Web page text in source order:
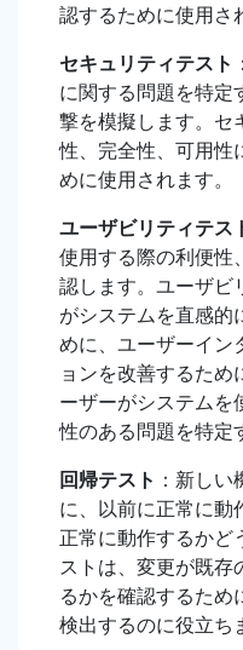
認するために使用さ
セキュリティテスト
に関する問題を特定
撃を模擬します。セ
性、完全性、可用性
めに使用されます。
ユーザビリティテス
使用する際の利便性
認します。ユーザビ
がシステムを直感的
めに、ユーザーイン
ョンを改善するた
ーザーがシステムを
性のある問題を特定
回帰テスト ：新し
に、以前に正常に動
正常に動作するかど
ストは、変更が既存
るかを確認するため
検出するのに役立ち